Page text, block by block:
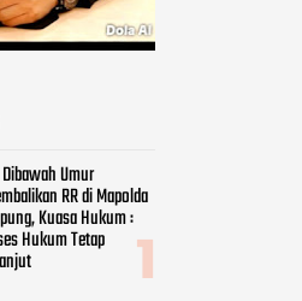
Umur
RR di Mapolda
Kuasa Hukum :
Hukum Tetap